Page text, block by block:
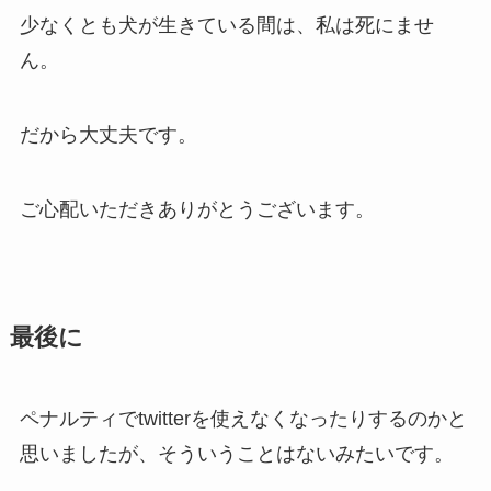
少なくとも犬が生きている間は、私は死にませ
ん。
だから大丈夫です。
ご心配いただきありがとうございます。
最後に
ペナルティでtwitterを使えなくなったりするのかと
思いましたが、そういうことはないみたいです。